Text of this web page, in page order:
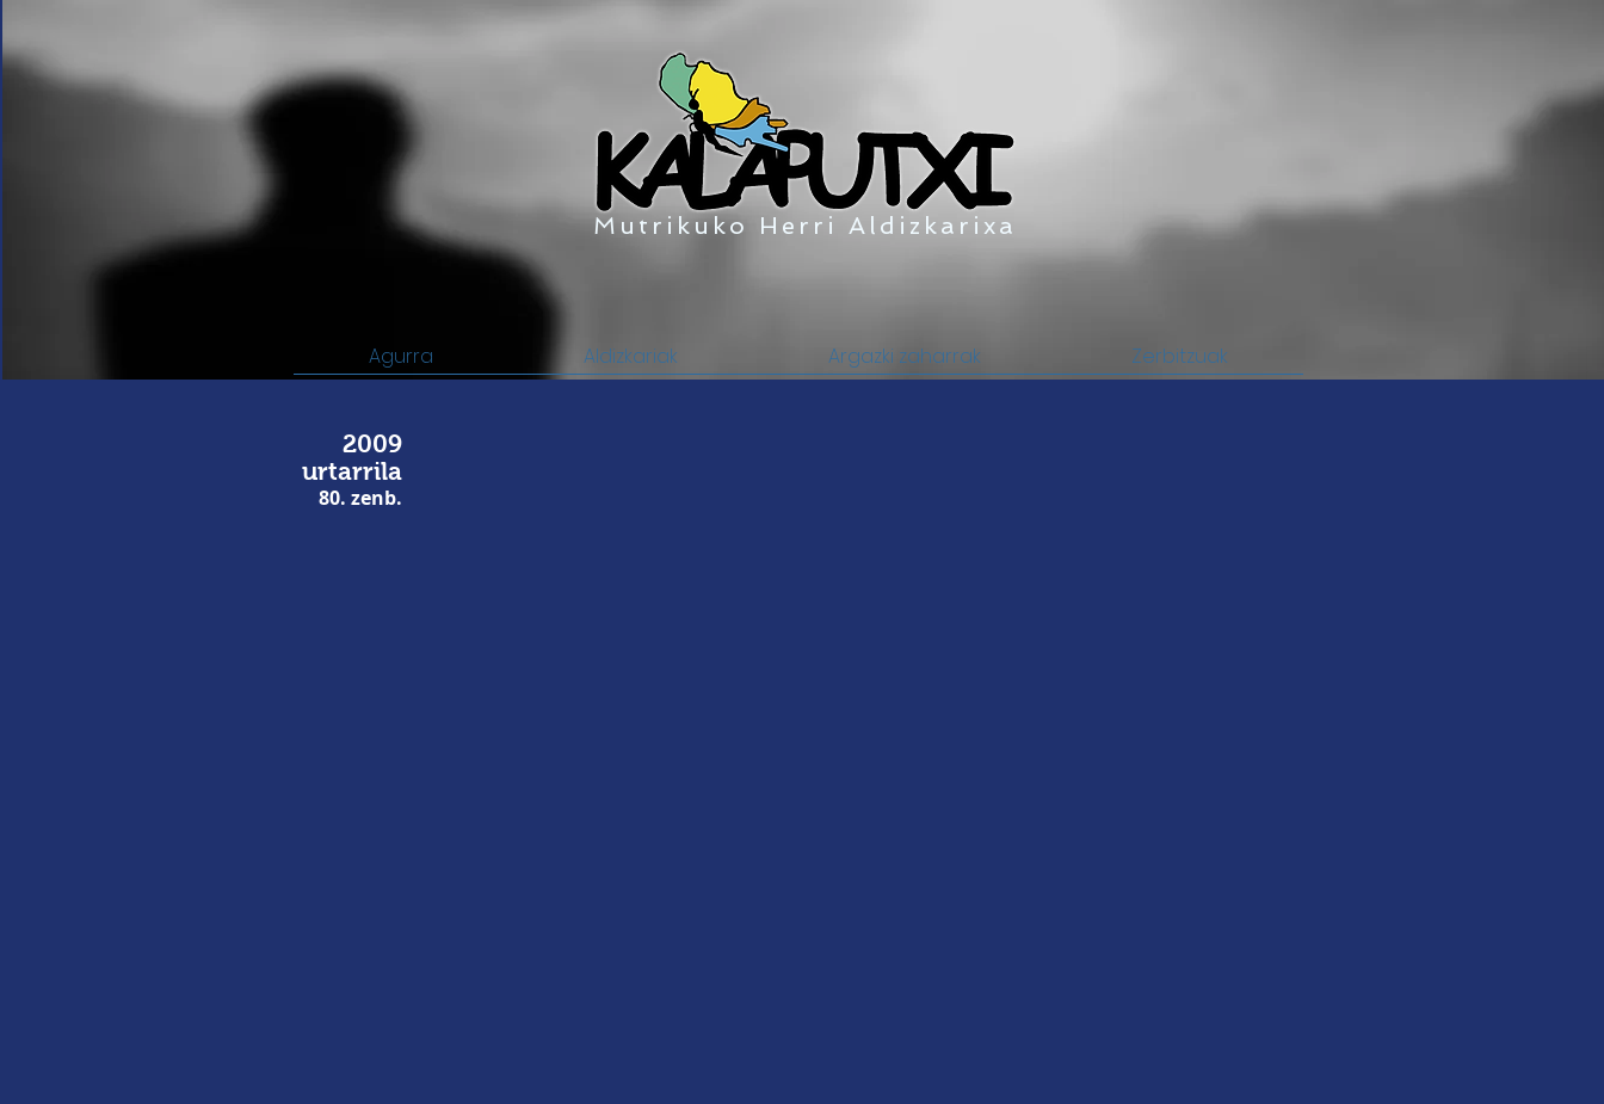
Agurra Aldizkariak Argazki zaharrak Zerbitzuak
Mutrikuko Herri Aldizkarixa
2009
urtarrila
80. zenb.